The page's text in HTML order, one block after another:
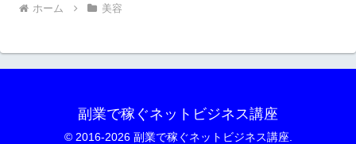
ホーム 美容
副業で稼ぐネットビジネス講座
© 2016-2026 副業で稼ぐネットビジネス講座.